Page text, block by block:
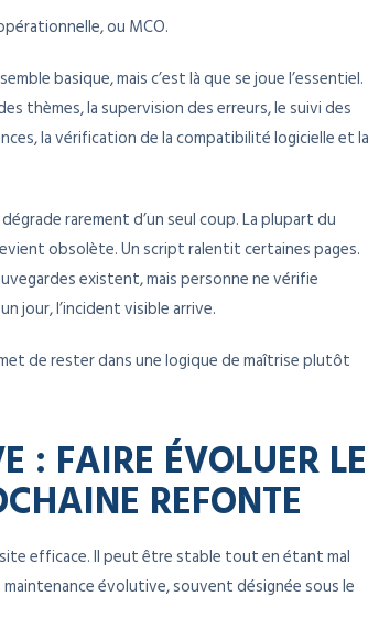
ou MCO.
basique, mais c’est là que se joue l’essentiel.
thèmes, la supervision des erreurs, le suivi des
la vérification de la compatibilité logicielle et la
rarement d’un seul coup. La plupart du
obsolète. Un script ralentit certaines pages.
existent, mais personne ne vérifie
jour, l’incident visible arrive.
de rester dans une logique de maîtrise plutôt
: FAIRE ÉVOLUER LE
REFONTE
efficace. Il peut être stable tout en étant mal
maintenance évolutive, souvent désignée sous le